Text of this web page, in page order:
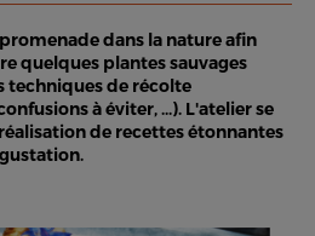
dans la nature afin
quelques plantes sauvages
techniques de récolte
à éviter, ...). L'atelier se
de recettes étonnantes